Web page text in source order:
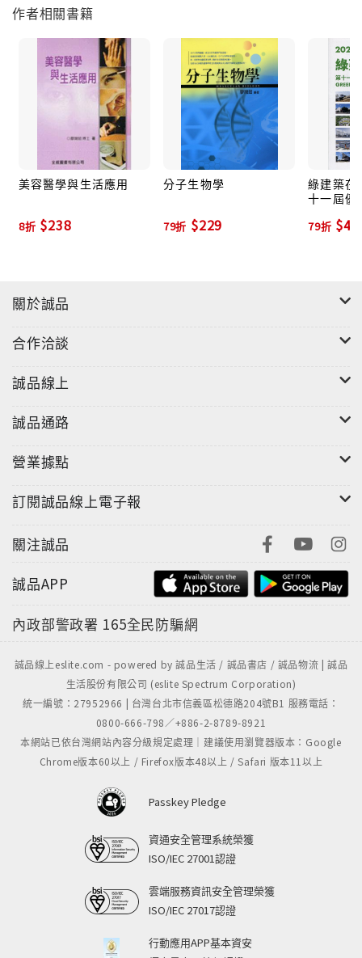
作者相關書籍
美容醫學與生活應用
8折 $238
分子生物學
79折 $229
綠建築在
十一屆優
79折
關於誠品
合作洽談
誠品線上
誠品通路
營業據點
訂閱誠品線上電子報
關注誠品
誠品APP
內政部警政署 165全民防騙網
誠品線上eslite.com - powered by 誠品生活 / 誠品書店 / 誠品物流 | 誠品
生活股份有限公司 (eslite Spectrum Corporation)
統一編號：27952966 | 台灣台北市信義區松德路204號B1 服務電話：
0800-666-798／+886-2-8789-8921
本網站已依台灣網站內容分級規定處理｜建議使用瀏覽器版本：Google
Chrome版本60以上 / Firefox版本48以上 / Safari 版本11以上
Passkey Pledge
資通安全管理系統榮獲
ISO/IEC 27001認證
雲端服務資訊安全管理榮獲
ISO/IEC 27017認證
行動應用APP基本資安